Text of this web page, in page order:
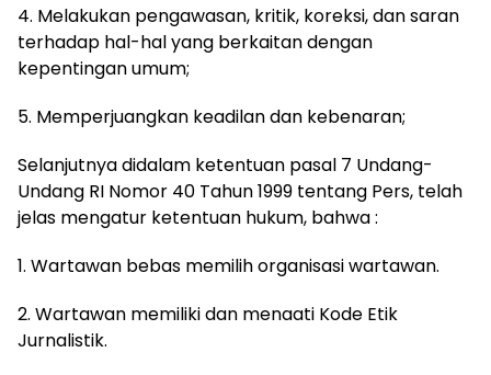
4. Melakukan pengawasan, kritik, koreksi, dan saran
terhadap hal-hal yang berkaitan dengan
kepentingan umum;
5. Memperjuangkan keadilan dan kebenaran;
Selanjutnya didalam ketentuan pasal 7 Undang-
Undang RI Nomor 40 Tahun 1999 tentang Pers, telah
jelas mengatur ketentuan hukum, bahwa :
1. Wartawan bebas memilih organisasi wartawan.
2. Wartawan memiliki dan menaati Kode Etik
Jurnalistik.